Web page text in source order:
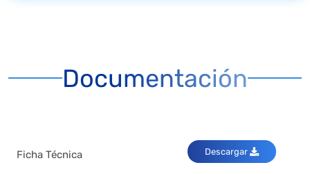
Documentación
Ficha Técnica Descargar